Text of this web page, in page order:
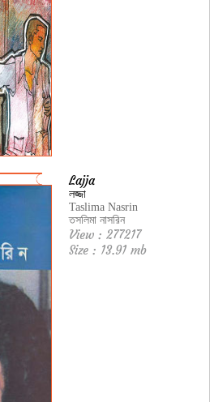
Lajja
লজ্জা
Taslima Nasrin
তসলিমা নাসরিন
View : 277217
Size : 13.91 mb